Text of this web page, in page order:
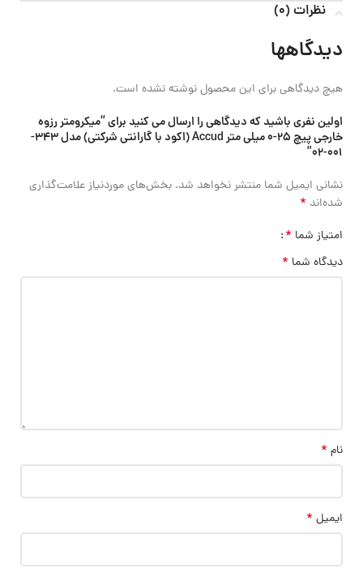
نظرات (0)
دیدگاهها
هیچ دیدگاهی برای این محصول نوشته نشده است.
اولین نفری باشید که دیدگاهی را ارسال می کنید برای “میکرومتر رزوه
خارجی پیچ 25-0 میلی متر Accud (اکود با گارانتی شرکتی) مدل 343-
001-02”
نشانی ایمیل شما منتشر نخواهد شد. بخش‌های موردنیاز علامت‌گذاری
شده‌اند *
امتیاز شما *
دیدگاه شما *
نام *
ایمیل *